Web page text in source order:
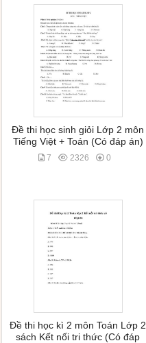
Đề thi học sinh giỏi Lớp 2 môn
Tiếng Việt + Toán (Có đáp án)
7 2326 0
Đề thi học kì 2 môn Toán Lớp 2
sách Kết nối tri thức (Có đáp